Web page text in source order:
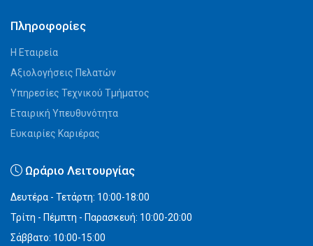
Πληροφορίες
Η Εταιρεία
Αξιολογήσεις Πελατών
Υπηρεσίες Τεχνικού Τμήματος
Εταιρική Υπευθυνότητα
Ευκαιρίες Καριέρας
Ωράριο Λειτουργίας
Δευτέρα - Τετάρτη: 10:00-18:00
Τρίτη - Πέμπτη - Παρασκευή: 10:00-20:00
Σάββατο: 10:00-15:00